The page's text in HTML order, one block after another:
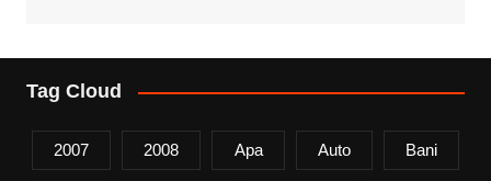
Tag Cloud
2007 2008 Apa Auto Bani